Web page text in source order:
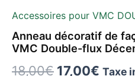
Accessoires pour VMC
Anneau décoratif de
VMC Double-flux
18,00€ 17,00€ Taxe